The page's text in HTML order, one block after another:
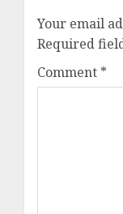
Your email
Required
Comment *